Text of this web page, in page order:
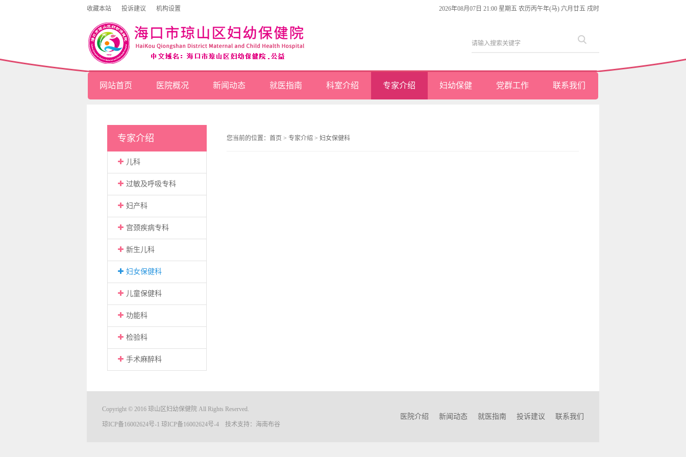
收藏本站 投诉建议 机构设置 2026年08月07日 21:00 星期五 农历丙午年(马) 六月廿五 戌时
网站首页 医院概况 新闻动态 就医指南 科室介绍 专家介绍 妇幼保健 党群工作 联系我们
专家介绍
儿科
过敏及呼吸专科
妇产科
宫颈疾病专科
新生儿科
妇女保健科
儿童保健科
功能科
检验科
手术麻醉科
您当前的位置： 首页 > 专家介绍 > 妇女保健科
Copyright © 2016 琼山区妇幼保健院 All Rights Reserved.
琼ICP备16002624号-1 琼ICP备16002624号-4 技术支持： 海南布谷
医院介绍 新闻动态 就医指南 投诉建议 联系我们